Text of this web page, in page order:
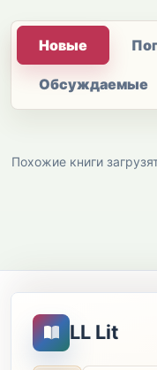
Новые
Обсуждаемые
Похожие книги
LL Lit